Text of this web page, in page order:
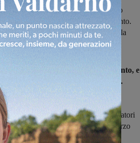
e Prato commenta l’annuncio
procedura collettiva di licenziamento.
Il Governo lavori seriamente alla
si opponga a questo scempio”
ritirare la procedura di licenziamento, e
alla reindustrializzazione".
provinciale della Fiom Cgil,
oggi dalla multinazionale Bekaert:
collettivo dei 176 lavoratori
la cassa integrazione scadrà il 9 marzo